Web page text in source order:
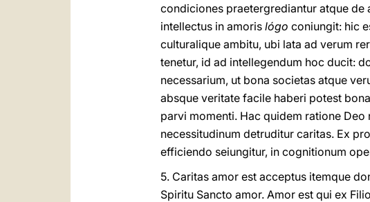
condiciones praetergrediantur atque de
intellectus in amoris lógo coniungit: hic
culturalique ambitu, ubi lata ad verum
tenetur, id ad intellegendum hoc ducit:
necessarium, ut bona societas atque
absque veritate facile haberi potest
parvi momenti. Hac quidem ratione
necessitudinum detruditur caritas. Ex
efficiendo seiungitur, in cognitionum
5. Caritas amor est acceptus itemque
Spiritu Sancto amor. Amor est qui ex